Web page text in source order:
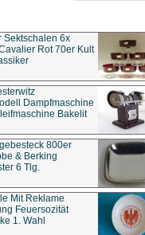
Sektschalen 6x
Rot 70er Kult
Dampfmaschine
Bakelit
800er
& Berking
6 Tlg.
Mit Reklame
Feuersozität
1. Wahl